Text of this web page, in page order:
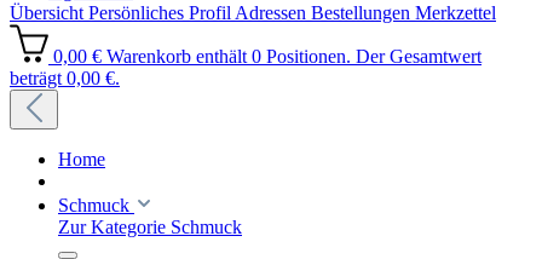
Übersicht Persönliches Profil Adressen Bestellungen Merkzettel
0,00 € Warenkorb enthält 0 Positionen. Der Gesamtwert
beträgt 0,00 €.
Home
Schmuck
Zur Kategorie Schmuck